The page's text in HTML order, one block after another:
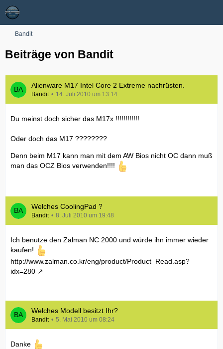
Bandit
Beiträge von Bandit
Alienware M17 Intel Core 2 Extreme nachrüsten.
Bandit 14. Juli 2010 um 13:14
Du meinst doch sicher das M17x !!!!!!!!!!!!
Oder doch das M17 ????????
Denn beim M17 kann man mit dem AW Bios nicht OC dann muß
man das OCZ Bios verwenden!!!!
Welches CoolingPad ?
Bandit 8. Juli 2010 um 19:48
Ich benutze den Zalman NC 2000 und würde ihn immer wieder
kaufen!
http://www.zalman.co.kr/eng/product/Product_Read.asp?
idx=280
Welches Modell besitzt Ihr?
Bandit 5. Mai 2010 um 08:24
Danke